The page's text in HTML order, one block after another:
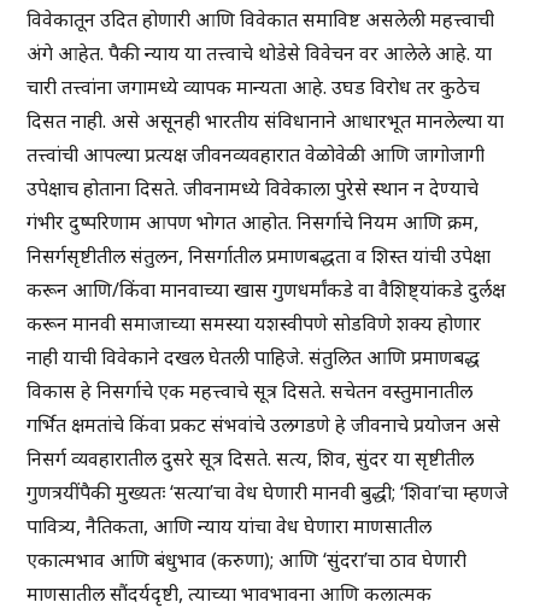
विवेकातून उदित होणारी आणि विवेकात समाविष्ट असलेली महत्त्वाची
अंगे आहेत. पैकी न्याय या तत्त्वाचे थोडेसे विवेचन वर आलेले आहे. या
चारी तत्त्वांना जगामध्ये व्यापक मान्यता आहे. उघड विरोध तर कुठेच
दिसत नाही. असे असूनही भारतीय संविधानाने आधारभूत मानलेल्या या
तत्त्वांची आपल्या प्रत्यक्ष जीवनव्यवहारात वेळोवेळी आणि जागोजागी
उपेक्षाच होताना दिसते. जीवनामध्ये विवेकाला पुरेसे स्थान न देण्याचे
गंभीर दुष्परिणाम आपण भोगत आहोत. निसर्गाचे नियम आणि क्रम,
निसर्गसृष्टीतील संतुलन, निसर्गातील प्रमाणबद्धता व शिस्त यांची उपेक्षा
करून आणि/किंवा मानवाच्या खास गुणधर्मांकडे वा वैशिष्ट्यांकडे दुर्लक्ष
करून मानवी समाजाच्या समस्या यशस्वीपणे सोडविणे शक्य होणार
नाही याची विवेकाने दखल घेतली पाहिजे. संतुलित आणि प्रमाणबद्ध
विकास हे निसर्गाचे एक महत्त्वाचे सूत्र दिसते. सचेतन वस्तुमानातील
गर्भित क्षमतांचे किंवा प्रकट संभवांचे उलगडणे हे जीवनाचे प्रयोजन असे
निसर्ग व्यवहारातील दुसरे सूत्र दिसते. सत्य, शिव, सुंदर या सृष्टीतील
गुणत्रयींपैकी मुख्यतः ‘सत्या’चा वेध घेणारी मानवी बुद्धी; ‘शिवा’चा म्हणजे
पावित्र्य, नैतिकता, आणि न्याय यांचा वेध घेणारा माणसातील
एकात्मभाव आणि बंधुभाव (करुणा); आणि ‘सुंदरा’चा ठाव घेणारी
माणसातील सौंदर्यदृष्टी, त्याच्या भावभावना आणि कलात्मक